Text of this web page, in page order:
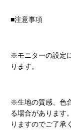
■注意事項
※モニターの設定
ります。
※生地の質感、色
る場合があります
りますのでご了承